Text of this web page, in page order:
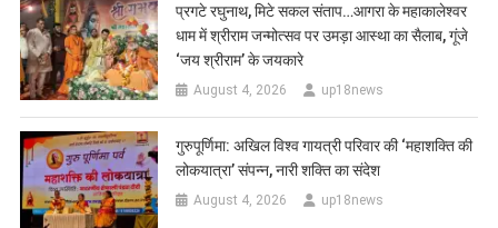
प्रगटे रघुनाथ, मिटे सकल संताप…आगरा के महाकालेश्वर
धाम में श्रीराम जन्मोत्सव पर उमड़ा आस्था का सैलाब, गूंजे
‘जय श्रीराम’ के जयकारे
August 4, 2026 up18news
गुरुपूर्णिमा: अखिल विश्व गायत्री परिवार की ‘महाशक्ति की
लोकयात्रा’ संपन्न, नारी शक्ति का संदेश
August 4, 2026 up18news